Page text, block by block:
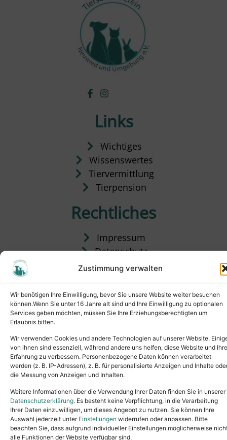
Zustimmung verwalten
Wir benötigen Ihre Einwilligung, bevor Sie unsere Website weiter besuchen
können.Wenn Sie unter 16 Jahre alt sind und Ihre Einwilligung zu optionalen
Services geben möchten, müssen Sie Ihre Erziehungsberechtigten um
Erlaubnis bitten.
Wir verwenden Cookies und andere Technologien auf unserer Website.
von ihnen sind essenziell, während andere uns helfen, diese Website und Ihre
Erfahrung zu verbessern. Personenbezogene Daten können verarbeitet
werden (z. B. IP-Adressen), z. B. für personalisierte Anzeigen und Inhalte
die Messung von Anzeigen und Inhalten.
Weitere Informationen über die Verwendung Ihrer Daten finden Sie in unserer
Datenschutzerklärung. Es besteht keine Verpflichtung, in die Verarbeitung
Ihrer Daten einzuwilligen, um dieses Angebot zu nutzen. Sie können Ihre
Auswahl jederzeit unter Einstellungen widerrufen oder anpassen. Bitte
beachten Sie, dass aufgrund individueller Einstellungen möglicherweise
alle Funktionen der Website verfügbar sind.
Links
Wichtiges
Wissenswertes
Tiervermittlung
Tierpension
Rechtliches
Impressum
Datenschutz
Satzung
Copyright © 2024. All rights reserved.
Tel.: (02631) 55356buero@tierheim-neuwied.de
Ludwigshof 1, 56567 Neuwied